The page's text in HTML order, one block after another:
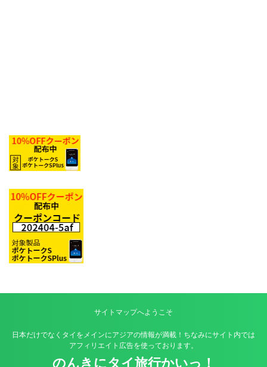
サイトマップへようこそ
日本だけでなくタイをメインにアジアの情報が満載！ちなみにサイト内では
アフィリエイト広告を使っております。
のんきにタイ旅行かいっ！